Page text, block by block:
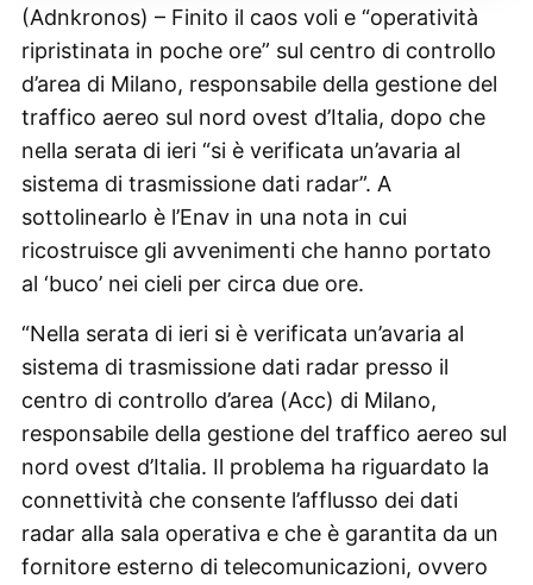
(Adnkronos) – Finito il caos voli e “operatività
ripristinata in poche ore” sul centro di controllo
d’area di Milano, responsabile della gestione del
traffico aereo sul nord ovest d’Italia, dopo che
nella serata di ieri “si è verificata un’avaria al
sistema di trasmissione dati radar”. A
sottolinearlo è l’Enav in una nota in cui
ricostruisce gli avvenimenti che hanno portato
al ‘buco’ nei cieli per circa due ore.
“Nella serata di ieri si è verificata un’avaria al
sistema di trasmissione dati radar presso il
centro di controllo d’area (Acc) di Milano,
responsabile della gestione del traffico aereo sul
nord ovest d’Italia. Il problema ha riguardato la
connettività che consente l’afflusso dei dati
radar alla sala operativa e che è garantita da un
fornitore esterno di telecomunicazioni, ovvero